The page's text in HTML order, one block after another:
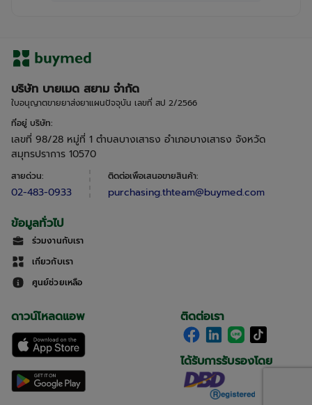
บริษัท บายเมด สยาม จำกัด
ใบอนุญาตขายยาส่งยาแผนปัจจุบัน เลขที่ สป 2/2566
ที่อยู่ บริษัท:
เลขที่ 98/28 หมู่ที่ 1 ตำบลบางเสาธง อำเภอบางเสาธง จังหวัด
สมุทรปราการ 10570
สายด่วน:
02-483-0933
ติดต่อเพื่อเสนอขายสินค้า:
purchasing.thteam@buymed.com
ข้อมูลทั่วไป
ร่วมงานกับเรา
เกี่ยวกับเรา
ศูนย์ช่วยเหลือ
ติดต่อเรา
ได้รับการรับรองโดย
ดาวน์โหลดแอพ